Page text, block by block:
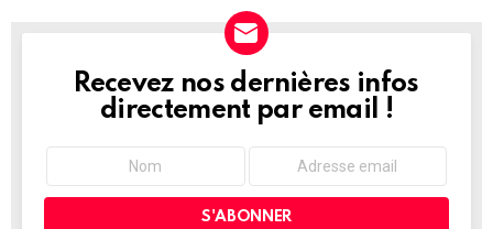
NEWSLETTER
Recevez nos dernières infos
directement par email !